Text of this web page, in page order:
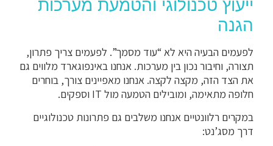
ייעוץ טכנולוגי והטמעת מערכות
הגנה
לפעמים הבעיה היא לא “עוד מסמך”. לפעמים צריך פתרון,
תצורה, וחיבור נכון בין מערכות. אנחנו באינפוגארד מלווים גם
את הצד הזה, מקצה לקצה. אנחנו מאפיינים צורך, בוחרים
חלופה מתאימה, ומובילים הטמעה מול IT וספקים.
במקרים רלוונטיים אנחנו משלבים גם פתרונות טכנולוגיים
דרך מסג’נט: